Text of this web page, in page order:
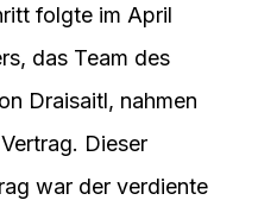
folgte im April
das Team des
Draisaitl, nahmen
Dieser
war der verdiente